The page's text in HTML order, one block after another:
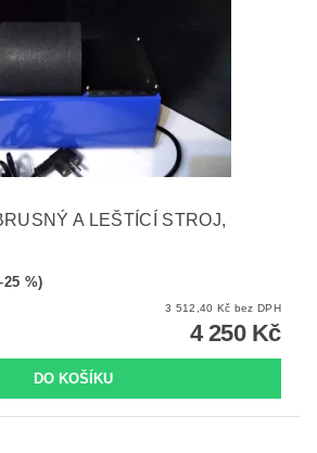
A LEŠTÍCÍ STROJ,
%)
3 512,40 Kč bez DPH
4 250 Kč